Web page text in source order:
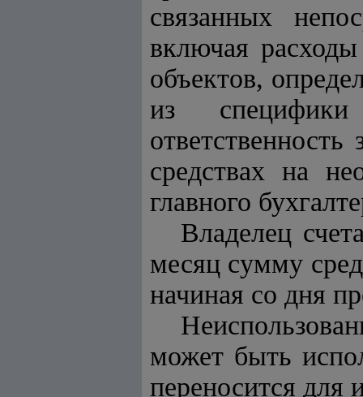
связанных
включая
объектов,
из
средствах на
главного
Владелец
месяц сумму
начиная со дня
может быть
переносится для